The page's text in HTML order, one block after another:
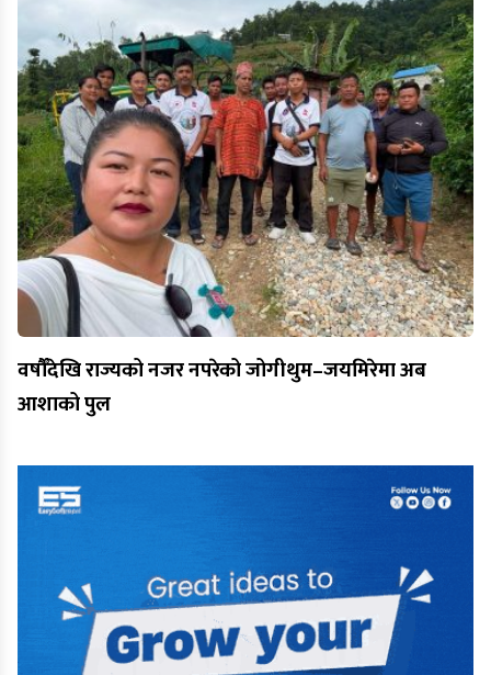
वर्षौँदेखि राज्यको नजर नपरेको जोगीथुम–जयमिरेमा अब
आशाको पुल